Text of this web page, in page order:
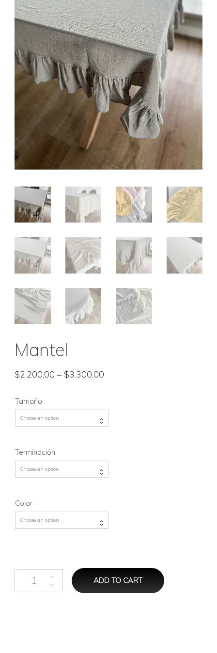
Mantel
$2.200,00 – $3.300,00
Tamaño
Choose an option
Terminación
Choose an option
Color
Choose an option
ADD TO CART